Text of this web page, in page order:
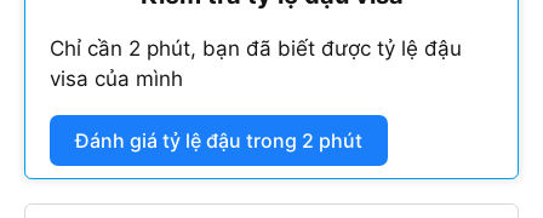
Chỉ cần 2 phút, bạn đã biết được tỷ lệ đậu
visa của mình
Đánh giá tỷ lệ đậu trong 2 phút